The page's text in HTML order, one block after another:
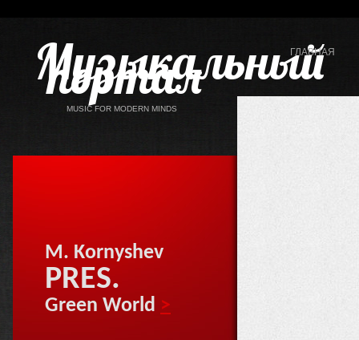
Музыкальный
портал
MUSIC FOR MODERN MINDS
ГЛАВНАЯ
M. Kornyshev
PRES.
Green World >